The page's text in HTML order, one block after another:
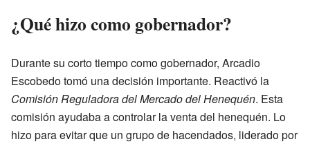
¿Qué hizo como gobernador?
Durante su corto tiempo como gobernador, Arcadio
Escobedo tomó una decisión importante. Reactivó la
Comisión Reguladora del Mercado del Henequén. Esta
comisión ayudaba a controlar la venta del henequén. Lo
hizo para evitar que un grupo de hacendados, liderado por